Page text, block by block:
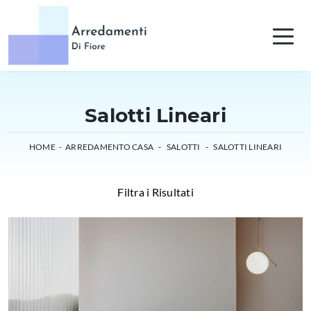
Salotti Lineari
HOME - ARREDAMENTO CASA - SALOTTI - SALOTTI LINEARI
Filtra i Risultati